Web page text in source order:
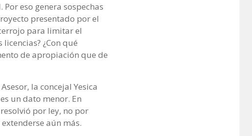
eso genera sospechas
presentado por el
para limitar el
¿Con qué
de apropiación que de
la concejal Yesica
un dato menor. En
por ley, no por
aún más.